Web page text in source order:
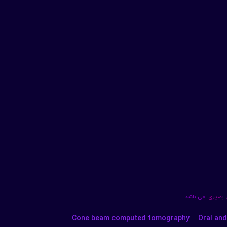
بصیری می باشد .
Oral
Cone beam computed tomography